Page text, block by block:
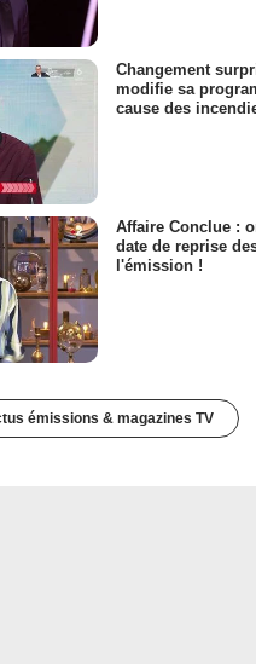
Changement
modifie sa
cause des
Affaire Conclue :
date de reprise
l'émission !
émissions & magazines TV